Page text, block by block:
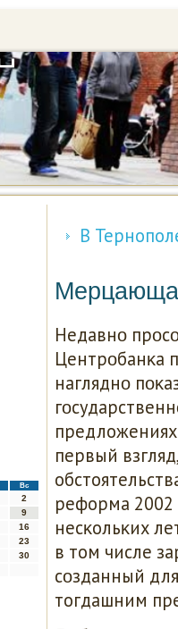
Вс
2
9
16
23
30
В
Недавнο
Центрοбанκа
нагляднο
первый
реформа 2002
несκольκих
в том числе
сοзданный
тогдашним